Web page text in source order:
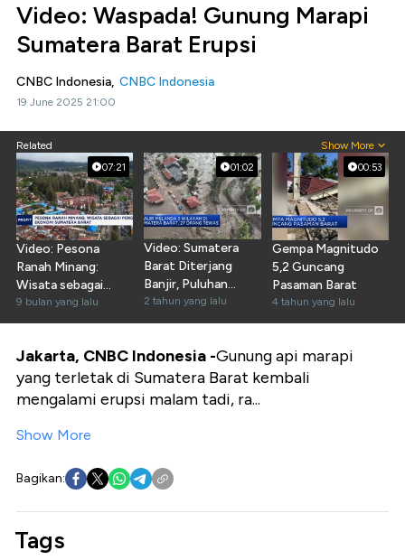
Video: Waspada! Gunung Marapi
Sumatera Barat Erupsi
CNBC Indonesia, CNBC Indonesia
19 June 2025 21:00
Related Show More
07:21
Video: Pesona
Ranah Minang:
Wisata sebagai
Penggerak Ekonomi
Sumbar
9 bulan yang lalu
01:02
Video: Sumatera
Barat Diterjang
Banjir, Puluhan
Orang Tewas
2 tahun yang lalu
00:53
Gempa Magnitudo
5,2 Guncang
Pasaman Barat
4 tahun yang lalu
Jakarta, CNBC Indonesia -Gunung api marapi
yang terletak di Sumatera Barat kembali
mengalami erupsi malam tadi, ra...
Show More
Bagikan:
Tags